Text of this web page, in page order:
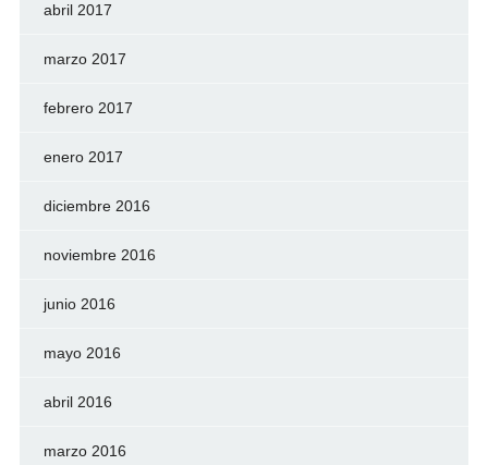
abril 2017
marzo 2017
febrero 2017
enero 2017
diciembre 2016
noviembre 2016
junio 2016
mayo 2016
abril 2016
marzo 2016